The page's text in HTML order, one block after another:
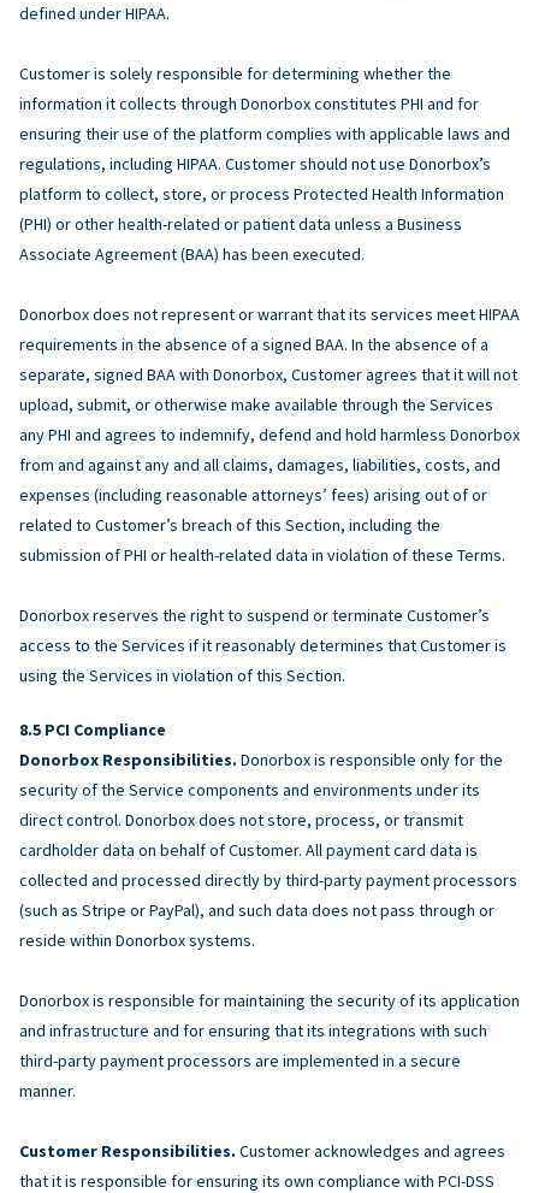
defined under HIPAA.
Customer is solely responsible for determining whether the
information it collects through Donorbox constitutes PHI and for
ensuring their use of the platform complies with applicable laws and
regulations, including HIPAA. Customer should not use Donorbox’s
platform to collect, store, or process Protected Health Information
(PHI) or other health-related or patient data unless a Business
Associate Agreement (BAA) has been executed.
Donorbox does not represent or warrant that its services meet HIPAA
requirements in the absence of a signed BAA. In the absence of a
separate, signed BAA with Donorbox, Customer agrees that it will not
upload, submit, or otherwise make available through the Services
any PHI and agrees to indemnify, defend and hold harmless Donorbox
from and against any and all claims, damages, liabilities, costs, and
expenses (including reasonable attorneys’ fees) arising out of or
related to Customer’s breach of this Section, including the
submission of PHI or health-related data in violation of these Terms.
Donorbox reserves the right to suspend or terminate Customer’s
access to the Services if it reasonably determines that Customer is
using the Services in violation of this Section.
PCI Compliance
Donorbox Responsibilities. Donorbox is responsible only for the
security of the Service components and environments under its
direct control. Donorbox does not store, process, or transmit
cardholder data on behalf of Customer. All payment card data is
collected and processed directly by third-party payment processors
(such as Stripe or PayPal), and such data does not pass through or
reside within Donorbox systems.
Donorbox is responsible for maintaining the security of its application
and infrastructure and for ensuring that its integrations with such
third-party payment processors are implemented in a secure
manner.
Customer Responsibilities. Customer acknowledges and agrees
that it is responsible for ensuring its own compliance with PCI-DSS